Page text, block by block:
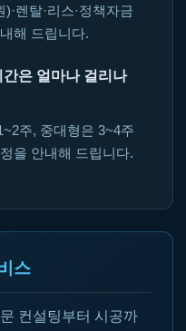
렌탈·리스·정책자금
해 드립니다.
은 얼마나 걸리나
주, 중대형은 3~4주
을 안내해 드립니다.
스
컨설팅부터 시공까